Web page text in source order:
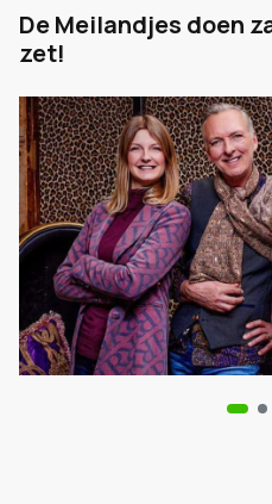
De Meilandjes doen
zet!